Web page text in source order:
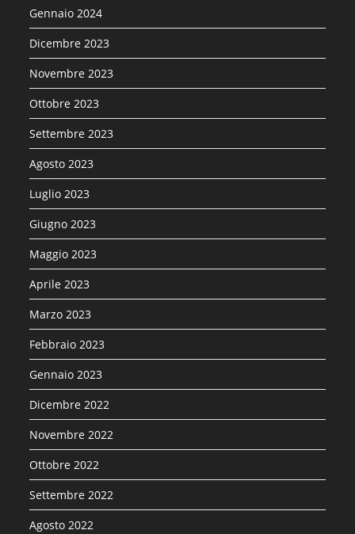
Gennaio 2024
Dicembre 2023
Novembre 2023
Ottobre 2023
Settembre 2023
Agosto 2023
Luglio 2023
Giugno 2023
Maggio 2023
Aprile 2023
Marzo 2023
Febbraio 2023
Gennaio 2023
Dicembre 2022
Novembre 2022
Ottobre 2022
Settembre 2022
Agosto 2022